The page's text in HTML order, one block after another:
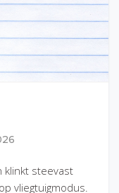
klinkt steevast
vliegtuigmodus.